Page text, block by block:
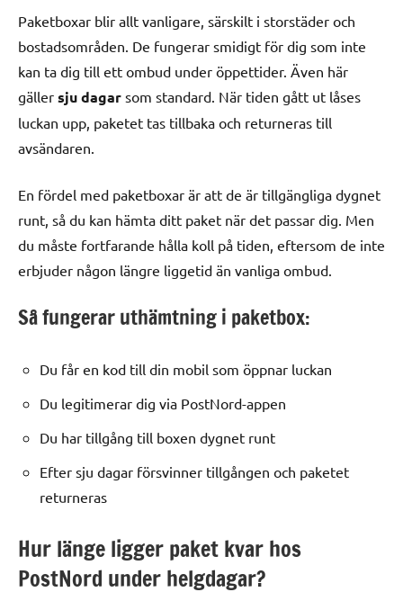
Paketboxar blir allt vanligare, särskilt i storstäder och
bostadsområden. De fungerar smidigt för dig som inte
kan ta dig till ett ombud under öppettider. Även här
gäller sju dagar som standard. När tiden gått ut låses
luckan upp, paketet tas tillbaka och returneras till
avsändaren.
En fördel med paketboxar är att de är tillgängliga dygnet
runt, så du kan hämta ditt paket när det passar dig. Men
du måste fortfarande hålla koll på tiden, eftersom de inte
erbjuder någon längre liggetid än vanliga ombud.
Så fungerar uthämtning i paketbox:
Du får en kod till din mobil som öppnar luckan
Du legitimerar dig via PostNord-appen
Du har tillgång till boxen dygnet runt
Efter sju dagar försvinner tillgången och paketet
returneras
Hur länge ligger paket kvar hos
PostNord under helgdagar?